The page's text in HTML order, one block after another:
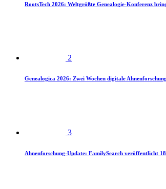
RootsTech 2026: Weltgrößte Genealogie-Konferenz
2
Genealogica 2026: Zwei Wochen digitale
3
Ahnenforschung-Update: FamilySearch veröffentlicht